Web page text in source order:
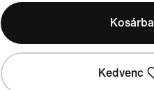
Kosárba
Kedvenc